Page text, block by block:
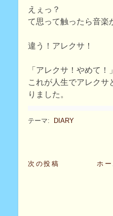
えぇっ？
て思って触ったら音楽
違う！アレクサ！
「アレクサ！やめて！」
これが人生でアレクサ
りました。
テーマ: DIARY
次の投稿 ホー